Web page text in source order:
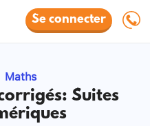
Se connecter
Maths
Suites